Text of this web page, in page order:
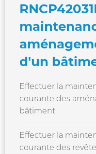
d'un
Effectuer la
courante des
bâtiment
Effectuer la
courante des